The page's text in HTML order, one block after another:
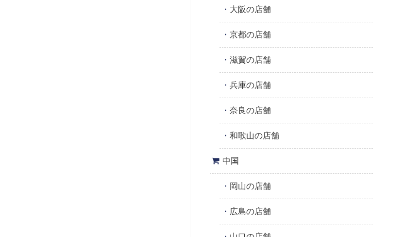
大阪の店舗
京都の店舗
滋賀の店舗
兵庫の店舗
奈良の店舗
和歌山の店舗
中国
岡山の店舗
広島の店舗